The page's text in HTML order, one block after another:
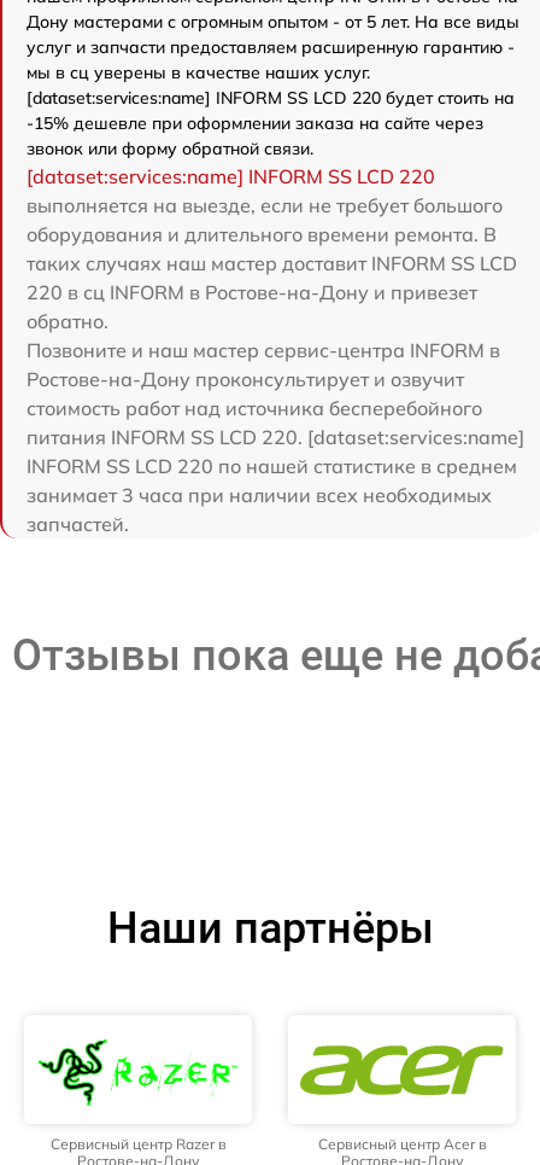
Дону мастерами с огромным опытом - от 5 лет. На все виды
услуг и запчасти предоставляем расширенную гарантию -
мы в сц уверены в качестве наших услуг.
[dataset:services:name] INFORM SS LCD 220 будет стоить на
-15% дешевле при оформлении заказа на сайте через
звонок или форму обратной связи.
[dataset:services:name] INFORM SS LCD 220
выполняется на выезде, если не требует большого
оборудования и длительного времени ремонта. В
таких случаях наш мастер доставит INFORM SS LCD
220 в сц INFORM в Ростове-на-Дону и привезет
обратно.
Позвоните и наш мастер сервис-центра INFORM в
Ростове-на-Дону проконсультирует и озвучит
стоимость работ над источника бесперебойного
питания INFORM SS LCD 220. [dataset:services:name]
INFORM SS LCD 220 по нашей статистике в среднем
занимает 3 часа при наличии всех необходимых
запчастей.
Отзывы пока еще не
Наши партнёры
Сервисный центр Razer в
Ростове-на-Дону
Сервисный центр Acer в
Ростове-на-Дону